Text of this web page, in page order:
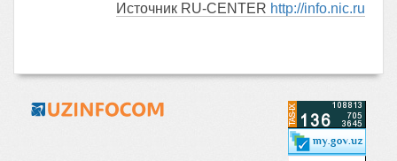
Источник RU-CENTER http://info.nic.ru